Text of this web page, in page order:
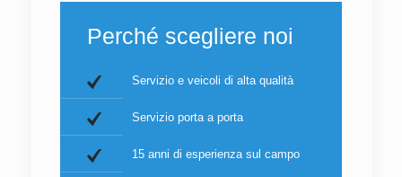
Perché scegliere noi
Servizio e veicoli di alta qualità
Servizio porta a porta
15 anni di esperienza sul campo